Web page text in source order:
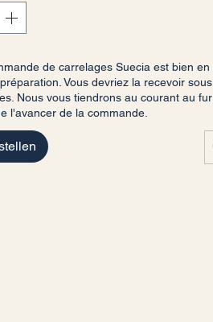
de carrelages Suecia est bien en
Vous devriez la recevoir
Nous vous tiendrons au courant au
l'avancer de la commande.